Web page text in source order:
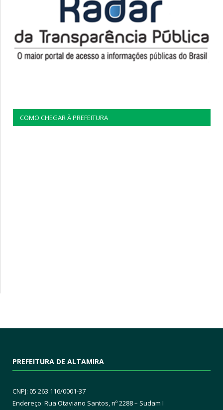
COMO CHEGAR À PREFEITURA
PREFEITURA DE ALTAMIRA
CNPJ: 05.263.116/0001-37
Endereço: Rua Otaviano Santos, nº 2288 – Sudam I